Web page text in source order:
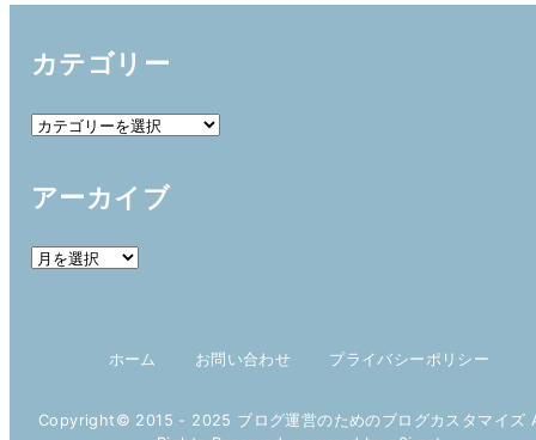
カテゴリー
カ
リ
アーカイブ
ア
ホーム お問い合わせ プライバシーポリシー
Copyright© 2015 - 2025 ブログ運営のためのブログカスタマイズ